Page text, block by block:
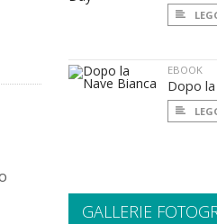
EBOOK
Dopo
GALLERIE